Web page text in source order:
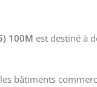
100M est destiné à
bâtiments